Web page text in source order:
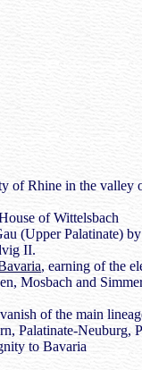
of Rhine in the
of Wittelsbach
(Upper Palatinate)
II.
, earning of the
Mosbach and
of the main
Palatinate-Neuburg,
to Bavaria